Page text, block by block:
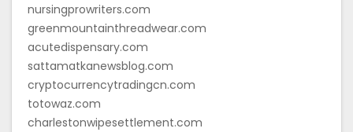
nursingprowriters.com
greenmountainthreadwear.com
acutedispensary.com
sattamatkanewsblog.com
cryptocurrencytradingcn.com
totowaz.com
charlestonwipesettlement.com